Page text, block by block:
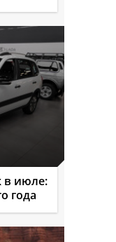
в июле:
года